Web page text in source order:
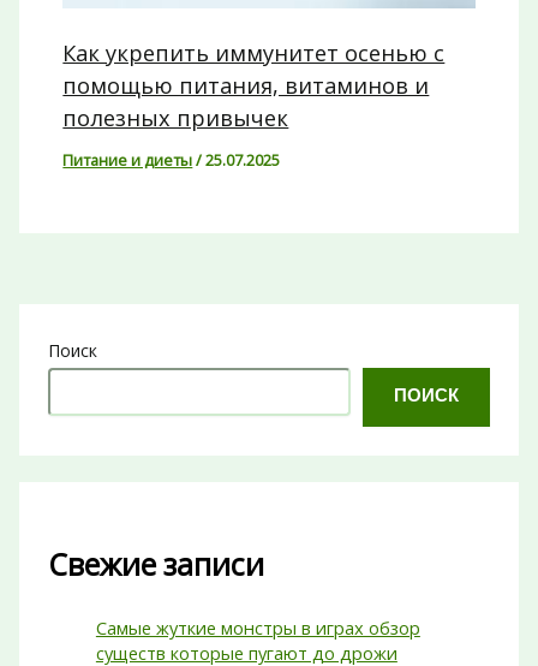
Как укрепить иммунитет осенью с
помощью питания, витаминов и
полезных привычек
Питание и диеты/25.07.2025
Поиск
ПОИСК
Свежие записи
Самые жуткие монстры в играх обзор
существ которые пугают до дрожи